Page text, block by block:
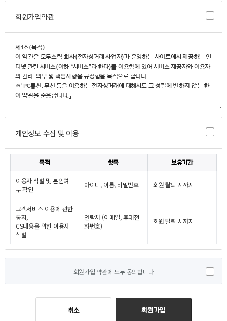
회원가입약관
개인정보 수집 및 이용
목적 항목 보유기간
이용자 식별 및 본인여
부 확인
아이디, 이름, 비밀번호 회원 탈퇴 시까지
고객서비스 이용에 관한
통지,
CS대응을 위한 이용자
식별
연락처 (이메일, 휴대전
화번호)
회원 탈퇴 시까지
회원가입 약관에 모두 동의합니다
취소 회원가입